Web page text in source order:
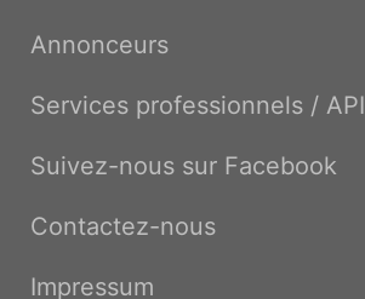
Annonceurs
Services professionnels / API
Suivez-nous sur Facebook
Contactez-nous
Impressum